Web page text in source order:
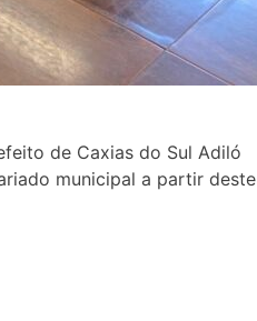
de Caxias do Sul Adiló
municipal a partir deste